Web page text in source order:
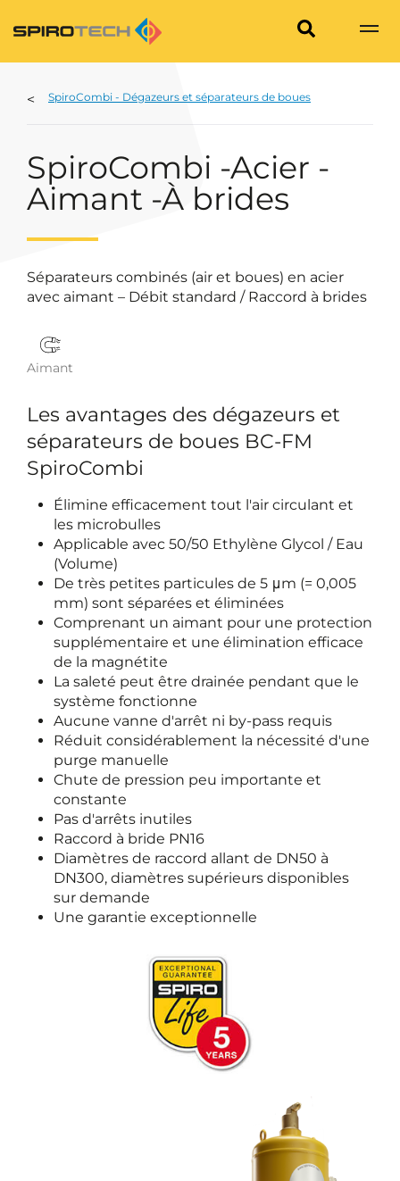
SpiroCombi - Dégazeurs et séparateurs de boues
SpiroCombi -Acier -
Aimant -À brides
Séparateurs combinés (air et boues) en acier
avec aimant – Débit standard / Raccord à brides
Aimant
Les avantages des dégazeurs et
séparateurs de boues BC-FM
SpiroCombi
Élimine efficacement tout l'air circulant et
les microbulles
Applicable avec 50/50 Ethylène Glycol / Eau
(Volume)
De très petites particules de 5 μm (= 0,005
mm) sont séparées et éliminées
Comprenant un aimant pour une protection
supplémentaire et une élimination efficace
de la magnétite
La saleté peut être drainée pendant que le
système fonctionne
Aucune vanne d'arrêt ni by-pass requis
Réduit considérablement la nécessité d'une
purge manuelle
Chute de pression peu importante et
constante
Pas d'arrêts inutiles
Raccord à bride PN16
Diamètres de raccord allant de DN50 à
DN300, diamètres supérieurs disponibles
sur demande
Une garantie exceptionnelle